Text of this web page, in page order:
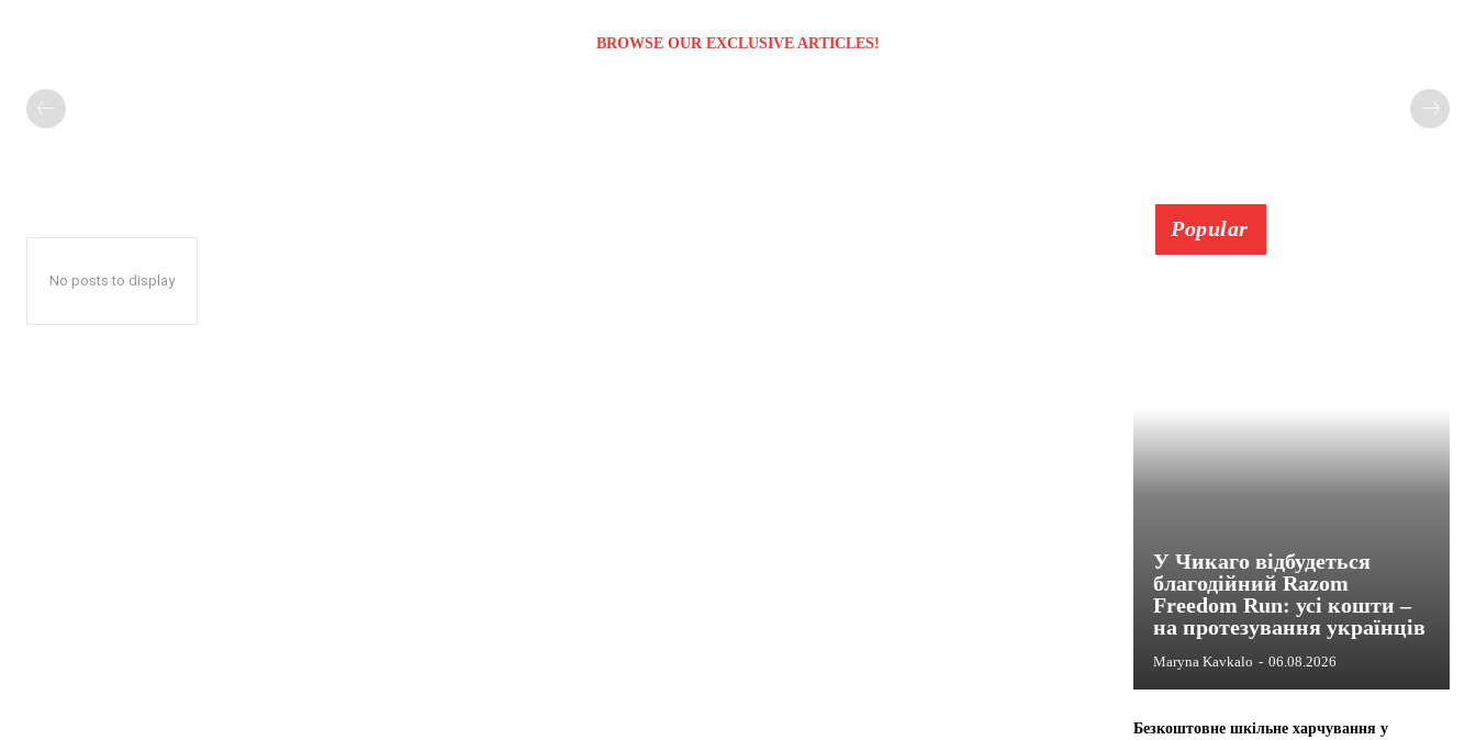
BROWSE OUR EXCLUSIVE ARTICLES!
No posts to display
Popular
У Чикаго відбудеться
благодійний Razom
Freedom Run: усі кошти –
на протезування українців
Maryna Kavkalo - 06.08.2026
Безкоштовне шкільне харчування у